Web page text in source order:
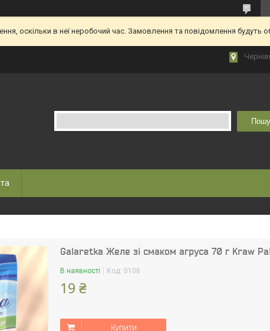
оскільки в неї неробочий час. Замовлення та повідомлення будуть
Galaretka Желе зі смаком агруса 70 г Kraw
В наявності Код: 0106
19 ₴
Купити